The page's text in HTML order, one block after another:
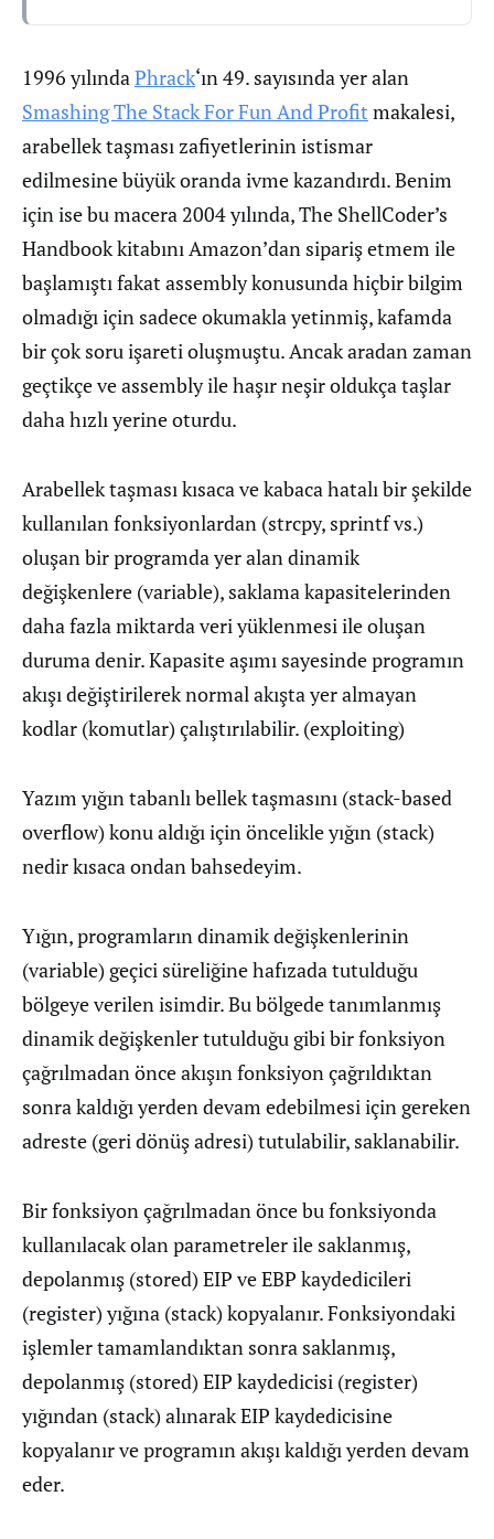
1996 yılındaPhrack‘ın 49. sayısında yer alan
Smashing The Stack For Fun And Profit makalesi,
arabellek taşması zafiyetlerinin istismar
edilmesine büyük oranda ivme kazandırdı. Benim
için ise bu macera 2004 yılında, The ShellCoder’s
Handbook kitabını Amazon’dan sipariş etmem ile
başlamıştı fakat assembly konusunda hiçbir bilgim
olmadığı için sadece okumakla yetinmiş, kafamda
bir çok soru işareti oluşmuştu. Ancak aradan zaman
geçtikçe ve assembly ile haşır neşir oldukça taşlar
daha hızlı yerine oturdu.
Arabellek taşması kısaca ve kabaca hatalı bir şekilde
kullanılan fonksiyonlardan (strcpy, sprintf vs.)
oluşan bir programda yer alan dinamik
değişkenlere (variable), saklama kapasitelerinden
daha fazla miktarda veri yüklenmesi ile oluşan
duruma denir. Kapasite aşımı sayesinde programın
akışı değiştirilerek normal akışta yer almayan
kodlar (komutlar) çalıştırılabilir. (exploiting)
Yazım yığın tabanlı bellek taşmasını (stack-based
overflow) konu aldığı için öncelikle yığın (stack)
nedir kısaca ondan bahsedeyim.
Yığın, programların dinamik değişkenlerinin
(variable) geçici süreliğine hafızada tutulduğu
bölgeye verilen isimdir. Bu bölgede tanımlanmış
dinamik değişkenler tutulduğu gibi bir fonksiyon
çağrılmadan önce akışın fonksiyon çağrıldıktan
sonra kaldığı yerden devam edebilmesi için gereken
adreste (geri dönüş adresi) tutulabilir, saklanabilir.
Bir fonksiyon çağrılmadan önce bu fonksiyonda
kullanılacak olan parametreler ile saklanmış,
depolanmış (stored) EIP ve EBP kaydedicileri
(register) yığına (stack) kopyalanır. Fonksiyondaki
işlemler tamamlandıktan sonra saklanmış,
depolanmış (stored) EIP kaydedicisi (register)
yığından (stack) alınarak EIP kaydedicisine
kopyalanır ve programın akışı kaldığı yerden devam
eder.